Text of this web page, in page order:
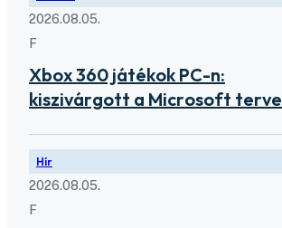
2026.08.05.
F
Xbox 360 játékok PC-n:
kiszivárgott a Microsoft terve
Hír
2026.08.05.
F